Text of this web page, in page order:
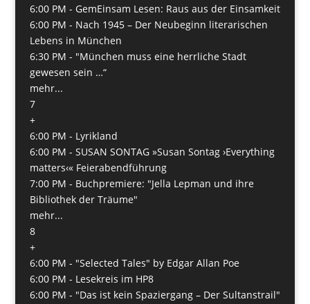
6:00 PM - GemEinsam Lesen: Raus aus der Einsamkeit
6:00 PM - Nach 1945 – Der Neubeginn literarischen
Lebens in München
6:30 PM - "München muss eine herrliche Stadt
gewesen sein …“
mehr...
7
+
6:00 PM - Lyrikland
6:00 PM - SUSAN SONTAG »Susan Sontag ›Everything
matters‹« Feierabendführung
7:00 PM - Buchpremiere: "Jella Lepman und ihre
Bibliothek der Träume"
mehr...
8
+
6:00 PM - "Selected Tales" by Edgar Allan Poe
6:00 PM - Lesekreis im HP8
6:00 PM - "Das ist kein Spaziergang – Der Sultanstrail"